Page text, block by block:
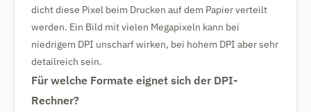
dicht diese Pixel beim Drucken auf dem Papier verteilt
werden. Ein Bild mit vielen Megapixeln kann bei
niedrigem DPI unscharf wirken, bei hohem DPI aber sehr
detailreich sein.
Für welche Formate eignet sich der DPI-
Rechner?